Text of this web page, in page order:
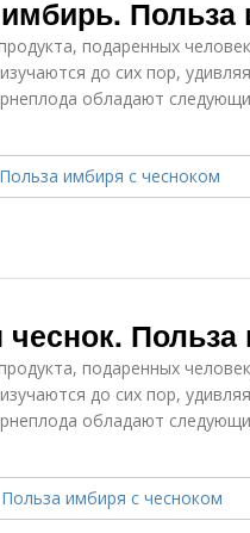
Польза
подаренных
до сих пор,
обладают
Польза
подаренных
до сих пор,
обладают